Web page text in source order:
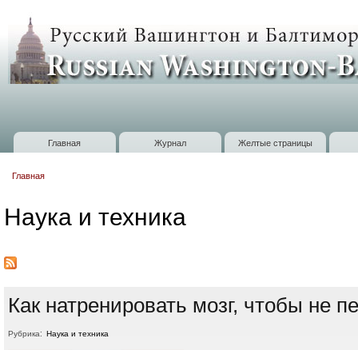
Russian
Washington
Baltimore
Главное меню
Главная Журнал Желтые страницы
Главная
Наука и техника
Как натренировать мозг, чтобы не
Рубрика: Наука и техника